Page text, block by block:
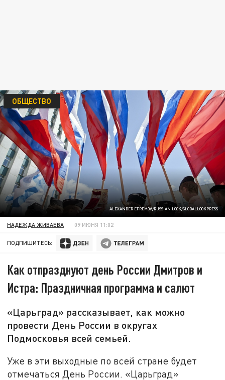
ALEXANDER EFREMOV/RUSSIAN LOOK/GLOBALLOOKPRESS
ОБЩЕСТВО
НАДЕЖДА ЖИВАЕВА 09 ИЮНЯ 11:02
ПОДПИШИТЕСЬ:
Как отпразднуют день России Дмитров и
Истра: Праздничная программа и салют
«Царьград» рассказывает, как можно
провести День России в округах
Подмосковья всей семьей.
Уже в эти выходные по всей стране будет
отмечаться День России. «Царьград»